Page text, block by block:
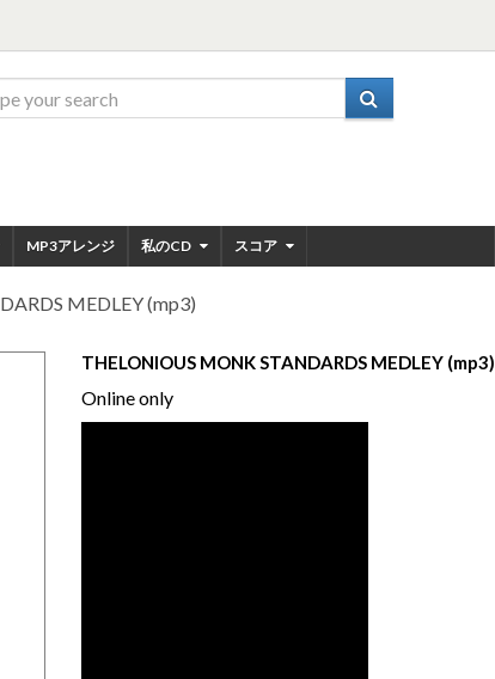
MP3アレンジ 私のCD スコア
MEDLEY (mp3)
THELONIOUS MONK STANDARDS MEDLEY (mp3)
Online only